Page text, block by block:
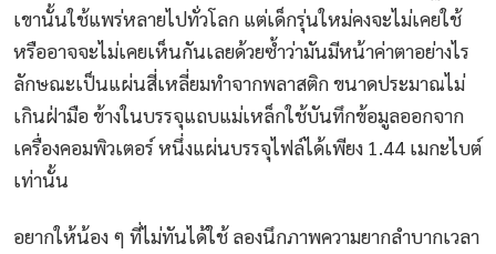
เขานั้นใช้แพร่หลายไปทั่วโลก แต่เด็กรุ่นใหม่คงจะไม่เคยใช้
หรืออาจจะไม่เคยเห็นกันเลยด้วยซ้ำว่ามันมีหน้าค่าตาอย่างไร
ลักษณะเป็นแผ่นสี่เหลี่ยมทำจากพลาสติก ขนาดประมาณไม่
เกินฝ่ามือ ข้างในบรรจุแถบแม่เหล็กใช้บันทึกข้อมูลออกจาก
เครื่องคอมพิวเตอร์ หนึ่งแผ่นบรรจุไฟล์ได้เพียง 1.44 เมกะไบต์
เท่านั้น
อยากให้น้อง ๆ ที่ไม่ทันได้ใช้ ลองนึกภาพความยากลำบากเวลา